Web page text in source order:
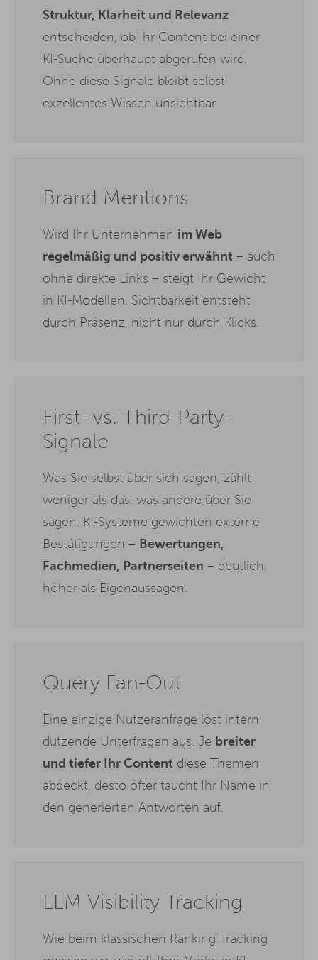
Struktur, Klarheit und Relevanz
entscheiden, ob Ihr Content bei einer
KI-Suche überhaupt abgerufen wird.
Ohne diese Signale bleibt selbst
exzellentes Wissen unsichtbar.
Brand Mentions
Wird Ihr Unternehmen im Web
regelmäßig und positiv erwähnt – auch
ohne direkte Links – steigt Ihr Gewicht
in KI-Modellen. Sichtbarkeit entsteht
durch Präsenz, nicht nur durch Klicks.
First- vs. Third-Party-
Signale
Was Sie selbst über sich sagen, zählt
weniger als das, was andere über Sie
sagen. KI-Systeme gewichten externe
Bestätigungen – Bewertungen,
Fachmedien, Partnerseiten – deutlich
höher als Eigenaussagen.
Query Fan-Out
Eine einzige Nutzeranfrage löst intern
dutzende Unterfragen aus. Je breiter
und tiefer Ihr Content diese Themen
abdeckt, desto öfter taucht Ihr Name in
den generierten Antworten auf.
LLM Visibility Tracking
Wie beim klassischen Ranking-Tracking